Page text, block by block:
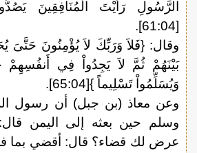
الرَّسُولِ رَأَيْتَ الْمُنَافِقِينَ
[61:04].
وقال: {فَلاَ وَرَبِّكَ لاَ يُؤْمِنُونَ حَتَّىَ
بَيْنَهُمْ ثُمَّ لاَ يَجِدُواْ فِي
وَيُسَلِّمُواْ تَسْلِيماً }[65:04].
وعن معاذ (بن جبل) أن رسول
وسلم حين بعثه إلى اليمن
عرض لك قضاء؟ قال: أقضي بما